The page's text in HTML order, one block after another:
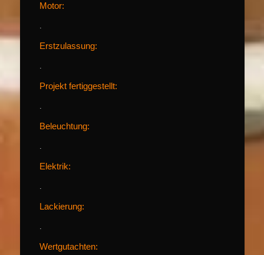
Motor:
.
Erstzulassung:
.
Projekt fertiggestellt:
.
Beleuchtung:
.
Elektrik:
.
Lackierung:
.
Wertgutachten: